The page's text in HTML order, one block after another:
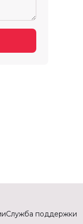
Служба поддержки